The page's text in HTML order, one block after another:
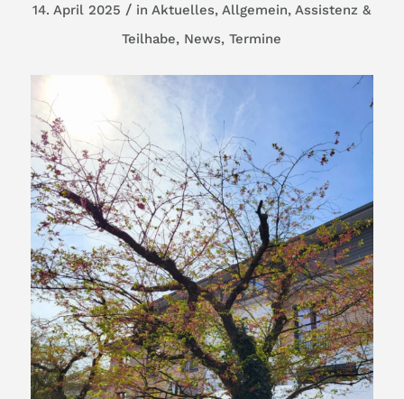
14. April 2025 / inAktuelles,Allgemein,Assistenz &
Teilhabe, News,Termine